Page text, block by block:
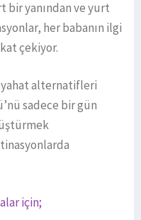
bir yanından ve yurt
her babanın ilgi
çekiyor.
alternatifleri
sadece bir gün
için;